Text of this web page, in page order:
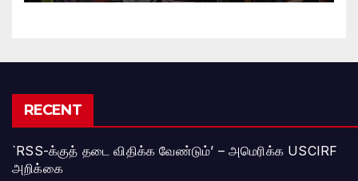
RECENT
`RSS-க்குத் தடை விதிக்க வேண்டும்’ – அமெரிக்க USCIRF
அறிக்கை